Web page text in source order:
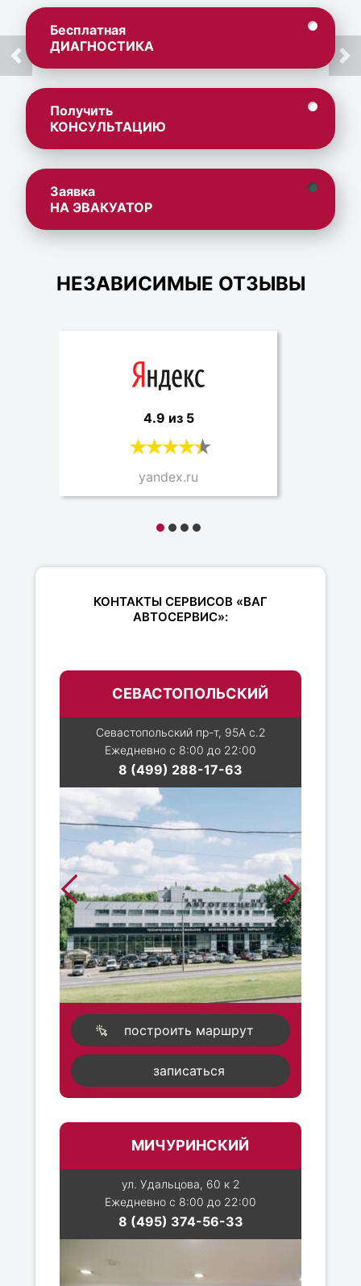
Бесплатная
ДИАГНОСТИКА
Получить
КОНСУЛЬТАЦИЮ
Заявка
НА ЭВАКУАТОР
НЕЗАВИСИМЫЕ ОТЗЫВЫ
4.9 из 5
yandex.ru
КОНТАКТЫ СЕРВИСОВ «ВАГ
АВТОСЕРВИС»:
СЕВАСТОПОЛЬСКИЙ
Севастопольский пр-т, 95А с.2
Ежедневно с 8:00 до 22:00
8 (499) 288-17-63
построить маршрут
записаться
МИЧУРИНСКИЙ
ул. Удальцова, 60 к 2
Ежедневно с 8:00 до 22:00
8 (495) 374-56-33